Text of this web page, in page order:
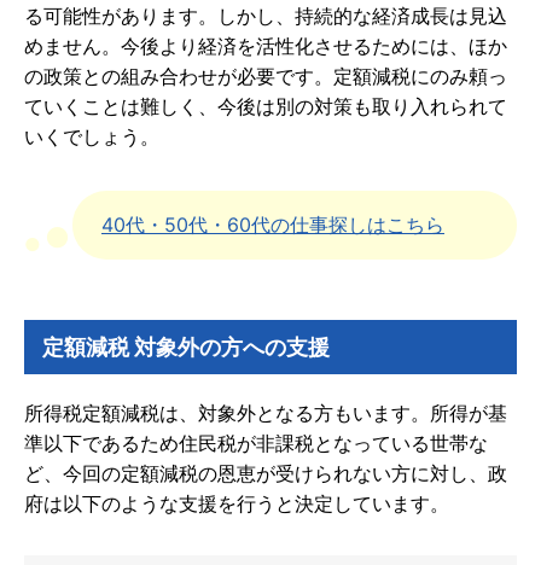
る可能性があります。しかし、持続的な経済成長は見込
めません。今後より経済を活性化させるためには、ほか
の政策との組み合わせが必要です。定額減税にのみ頼っ
ていくことは難しく、今後は別の対策も取り入れられて
いくでしょう。
40代・50代・60代の仕事探しはこちら
定額減税 対象外の方への支援
所得税定額減税は、対象外となる方もいます。所得が基
準以下であるため住民税が非課税となっている世帯な
ど、今回の定額減税の恩恵が受けられない方に対し、政
府は以下のような支援を行うと決定しています。